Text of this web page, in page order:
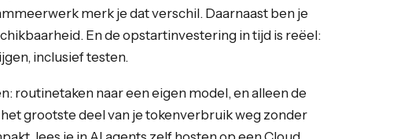
merk je dat verschil. Daarnaast ben je
En de opstartinvestering in tijd is reëel:
inclusief testen.
routinetaken naar een eigen model, en alleen de
grootste deel van je tokenverbruik weg zonder